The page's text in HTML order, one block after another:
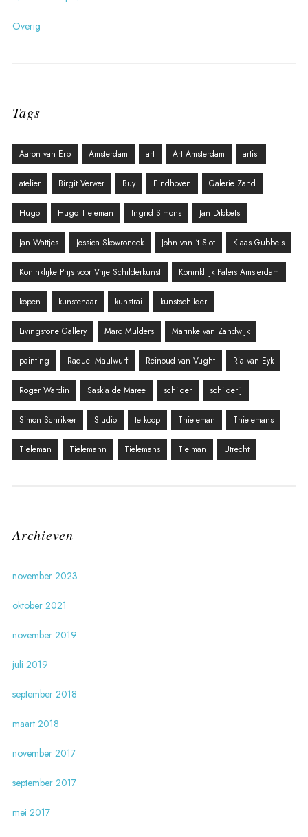
Overig
Tags
Aaron van Erp Amsterdam art Art Amsterdam artist
atelier Birgit Verwer Buy Eindhoven Galerie Zand
Hugo Hugo Tieleman Ingrid Simons Jan Dibbets
Jan Wattjes Jessica Skowroneck John van ‘t Slot Klaas Gubbels
Koninklijke Prijs voor Vrije Schilderkunst Koninkllijk Paleis Amsterdam
kopen kunstenaar kunstrai kunstschilder
Livingstone Gallery Marc Mulders Marinke van Zandwijk
painting Raquel Maulwurf Reinoud van Vught Ria van Eyk
Roger Wardin Saskia de Maree schilder schilderij
Simon Schrikker Studio te koop Thieleman Thielemans
Tieleman Tielemann Tielemans Tielman Utrecht
Archieven
november 2023
oktober 2021
november 2019
juli 2019
september 2018
maart 2018
november 2017
september 2017
mei 2017